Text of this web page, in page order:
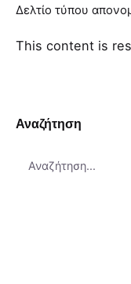
Δελτίο τύπου
This content is
Αναζήτηση
for